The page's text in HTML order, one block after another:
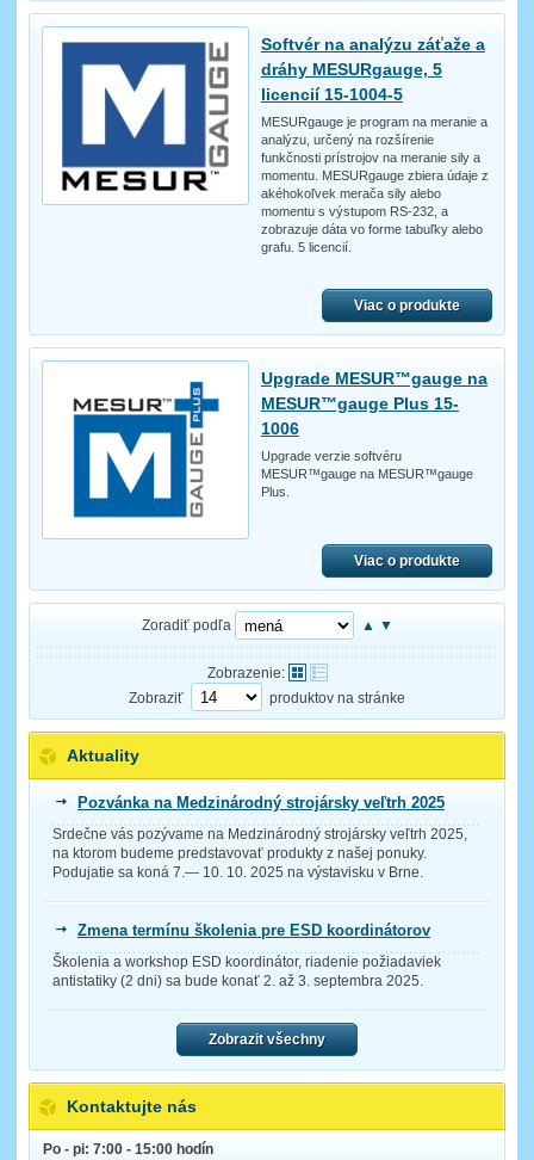
Softvér na analýzu záťaže a
dráhy MESURgauge, 5
licencií 15-1004-5
MESURgauge je program na meranie a
analýzu, určený na rozšírenie
funkčnosti prístrojov na meranie sily a
momentu. MESURgauge zbiera údaje z
akéhokoľvek merača sily alebo
momentu s výstupom RS-232, a
zobrazuje dáta vo forme tabuľky alebo
grafu. 5 licencií.
Viac o produkte
Upgrade MESUR™gauge na
MESUR™gauge Plus 15-
1006
Upgrade verzie softvéru
MESUR™gauge na MESUR™gauge
Plus.
Viac o produkte
Zoradiť podľa ▲ ▼
Zobrazenie:
Zobraziť
produktov na stránke
Aktuality
Pozvánka na Medzinárodný strojársky veľtrh 2025
Srdečne vás pozývame na Medzinárodný strojársky veľtrh 2025,
na ktorom budeme predstavovať produkty z našej ponuky.
Podujatie sa koná 7.— 10. 10. 2025 na výstavisku v Brne.
Zmena termínu školenia pre ESD koordinátorov
Školenia a workshop ESD koordinátor, riadenie požiadaviek
antistatiky (2 dni) sa bude konať 2. až 3. septembra 2025.
Zobrazit všechny
Kontaktujte nás
Po - pi: 7:00 - 15:00 hodín